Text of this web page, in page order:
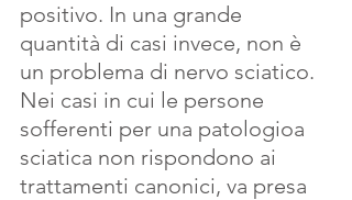
positivo. In una grande
quantità di casi invece, non è
un problema di nervo sciatico.
Nei casi in cui le persone
sofferenti per una patologioa
sciatica non rispondono ai
trattamenti canonici, va presa